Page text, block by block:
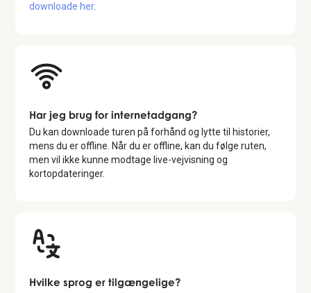
downloade her.
Har jeg brug for internetadgang?
Du kan downloade turen på forhånd og lytte til historier,
mens du er offline. Når du er offline, kan du følge ruten,
men vil ikke kunne modtage live-vejvisning og
kortopdateringer.
Hvilke sprog er tilgængelige?